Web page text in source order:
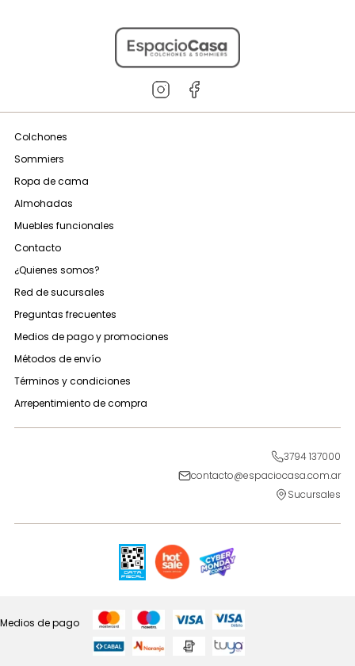
Colchones
Sommiers
Ropa de cama
Almohadas
Muebles funcionales
Contacto
¿Quienes somos?
Red de sucursales
Preguntas frecuentes
Medios de pago y promociones
Métodos de envío
Términos y condiciones
Arrepentimiento de compra
3794 137000
contacto@espaciocasa.com.ar
Sucursales
Medios de pago